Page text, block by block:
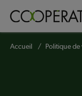
contenu
principal
Fil
Accueil Politique